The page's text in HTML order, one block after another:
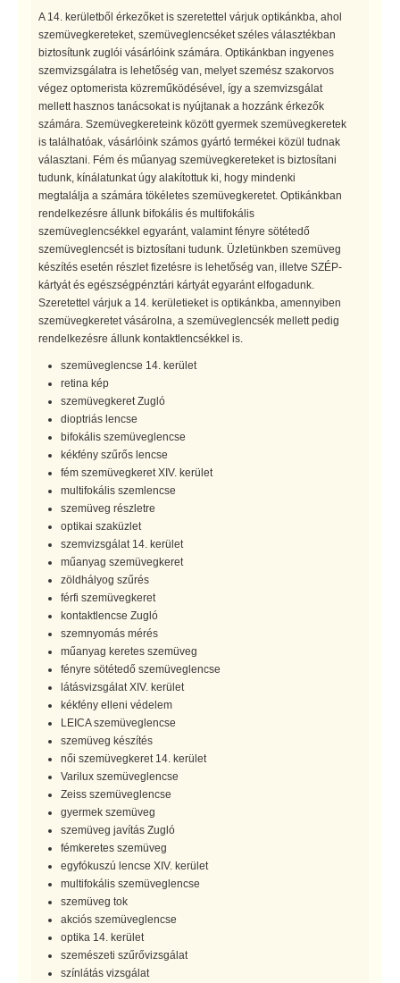
A 14. kerületből érkezőket is szeretettel várjuk optikánkba, ahol
szemüvegkereteket, szemüveglencséket széles választékban
biztosítunk zuglói vásárlóink számára. Optikánkban ingyenes
szemvizsgálatra is lehetőség van, melyet szemész szakorvos
végez optomerista közreműködésével, így a szemvizsgálat
mellett hasznos tanácsokat is nyújtanak a hozzánk érkezők
számára. Szemüvegkereteink között gyermek szemüvegkeretek
is találhatóak, vásárlóink számos gyártó termékei közül tudnak
választani. Fém és műanyag szemüvegkereteket is biztosítani
tudunk, kínálatunkat úgy alakítottuk ki, hogy mindenki
megtalálja a számára tökéletes szemüvegkeretet. Optikánkban
rendelkezésre állunk bifokális és multifokális
szemüveglencsékkel egyaránt, valamint fényre sötétedő
szemüveglencsét is biztosítani tudunk. Üzletünkben szemüveg
készítés esetén részlet fizetésre is lehetőség van, illetve SZÉP-
kártyát és egészségpénztári kártyát egyaránt elfogadunk.
Szeretettel várjuk a 14. kerületieket is optikánkba, amennyiben
szemüvegkeretet vásárolna, a szemüveglencsék mellett pedig
rendelkezésre állunk kontaktlencsékkel is.
szemüveglencse 14. kerület
retina kép
szemüvegkeret Zugló
dioptriás lencse
bifokális szemüveglencse
kékfény szűrős lencse
fém szemüvegkeret XIV. kerület
multifokális szemlencse
szemüveg részletre
optikai szaküzlet
szemvizsgálat 14. kerület
műanyag szemüvegkeret
zöldhályog szűrés
férfi szemüvegkeret
kontaktlencse Zugló
szemnyomás mérés
műanyag keretes szemüveg
fényre sötétedő szemüveglencse
látásvizsgálat XIV. kerület
kékfény elleni védelem
LEICA szemüveglencse
szemüveg készítés
női szemüvegkeret 14. kerület
Varilux szemüveglencse
Zeiss szemüveglencse
gyermek szemüveg
szemüveg javítás Zugló
fémkeretes szemüveg
egyfókuszú lencse XIV. kerület
multifokális szemüveglencse
szemüveg tok
akciós szemüveglencse
optika 14. kerület
szemészeti szűrővizsgálat
színlátás vizsgálat